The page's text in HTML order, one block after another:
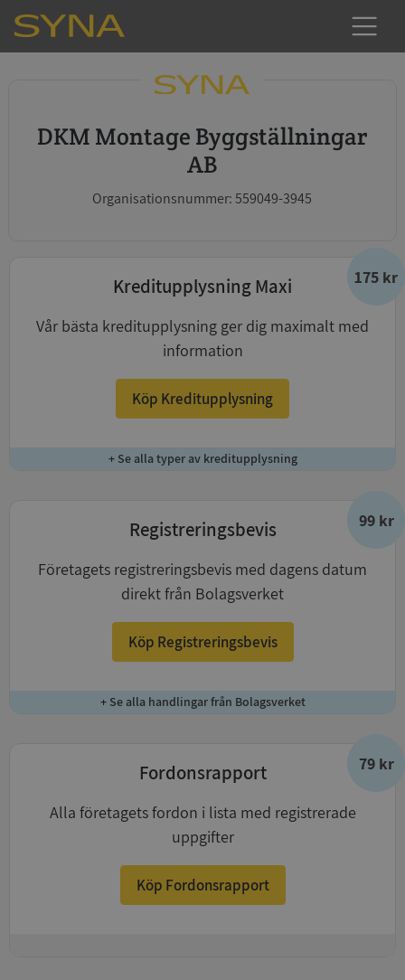
DKM Montage Byggställningar
AB
Organisationsnummer: 559049-3945
175 kr
Kreditupplysning Maxi
Vår bästa kreditupplysning ger dig maximalt med
information
Köp Kreditupplysning
+ Se alla typer av kreditupplysning
99 kr
Registreringsbevis
Företagets registreringsbevis med dagens datum
direkt från Bolagsverket
Köp Registreringsbevis
+ Se alla handlingar från Bolagsverket
79 kr
Fordonsrapport
Alla företagets fordon i lista med registrerade
uppgifter
Köp Fordonsrapport